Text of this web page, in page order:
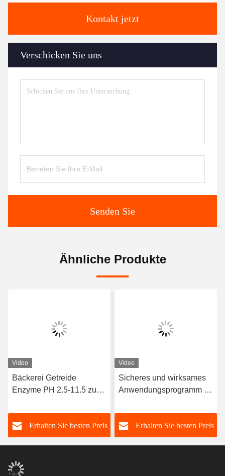
Kontakt jetzt
Verschicken Sie uns
Senden Sie
Ähnliche Produkte
Video
Bäckerei Getreide
Enzyme PH 2.5-11.5 zur
Resistenz von Buns
gegen Aufwachen und
Wiederdämpfen
Erhalten Sie besten Preis
Video
Sicheres und wirksames
Anwendungsprogramm für
Weißpulver/Flüssigkeit
Erhalten Sie besten Preis